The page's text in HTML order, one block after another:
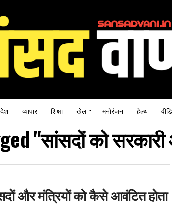
व्यापार शिक्षा खेल मनोरंजन हेल्थ
"सांसदों को
और मंत्रियों को कैसे आवंटित होता